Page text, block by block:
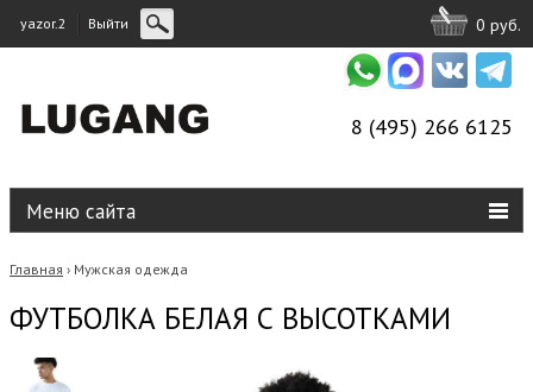
yazor.2 Выйти 0 руб.
8 (495) 266 6125
Меню сайта
Главная › Мужская одежда
ФУТБОЛКА БЕЛАЯ С ВЫСОТКАМИ